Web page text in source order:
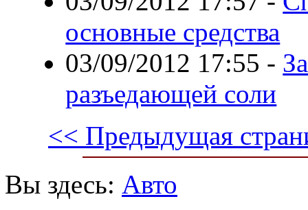
основные средства
03/09/2012 17:55 -
разъедающей соли
<< Предыдущая
Вы здесь: Авто